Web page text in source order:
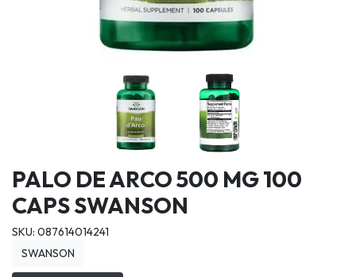
PALO DE ARCO 500 MG 100
CAPS SWANSON
SKU: 087614014241
SWANSON